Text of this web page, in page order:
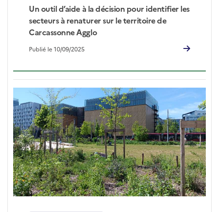
Un outil d’aide à la décision pour identifier les
secteurs à renaturer sur le territoire de
Carcassonne Agglo
Publié le 10/09/2025